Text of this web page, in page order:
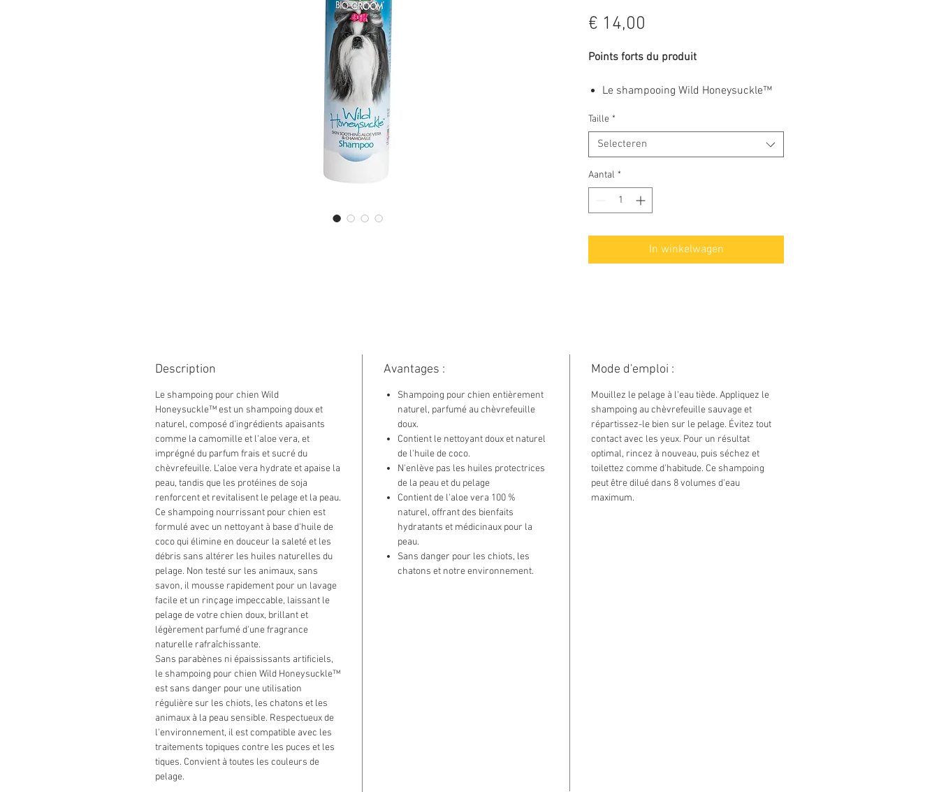
€ 14,00
Points forts du produit
Le shampooing Wild Honeysuckle™
camomille et à l'aloe vera
Shampoing pour chien entièrement
naturel
L'aloe vera apaise et hydrate le pelage
et la peau
La protéine de soja renforce et
Mousse rapidement et se rince
Taille *
Selecteren
Aantal *
In winkelwagen
Description
Le shampoing pour chien Wild
Honeysuckle™ est un shampoing doux et
naturel, composé d'ingrédients apaisants
comme la camomille et l'aloe vera, et
imprégné du parfum frais et sucré du
chèvrefeuille. L'aloe vera hydrate et apaise la
peau, tandis que les protéines de soja
renforcent et revitalisent le pelage et la peau.
Ce shampoing nourrissant pour chien est
formulé avec un nettoyant à base d'huile de
coco qui élimine en douceur la saleté et les
débris sans altérer les huiles naturelles du
pelage. Non testé sur les animaux, sans
savon, il mousse rapidement pour un lavage
facile et un rinçage impeccable, laissant le
pelage de votre chien doux, brillant et
légèrement parfumé d'une fragrance
naturelle rafraîchissante.
Sans parabènes ni épaississants artificiels,
le shampoing pour chien Wild Honeysuckle™
est sans danger pour une utilisation
régulière sur les chiots, les chatons et les
animaux à la peau sensible. Respectueux de
l'environnement, il est compatible avec les
traitements topiques contre les puces et les
tiques. Convient à toutes les couleurs de
pelage.
Avantages :
Shampoing pour chien entièrement
naturel, parfumé au chèvrefeuille
doux.
Contient le nettoyant doux et naturel
de l'huile de coco.
N'enlève pas les huiles protectrices
de la peau et du pelage
Contient de l'aloe vera 100 %
naturel, offrant des bienfaits
hydratants et médicinaux pour la
peau.
Sans danger pour les chiots, les
chatons et notre environnement.
Mode d'emploi :
Mouillez le pelage à l'eau tiède. Appliquez le
shampoing au chèvrefeuille sauvage et
répartissez-le bien sur le pelage. Évitez tout
contact avec les yeux. Pour un résultat
optimal, rincez à nouveau, puis séchez et
toilettez comme d'habitude. Ce shampoing
peut être dilué dans 8 volumes d'eau
maximum.